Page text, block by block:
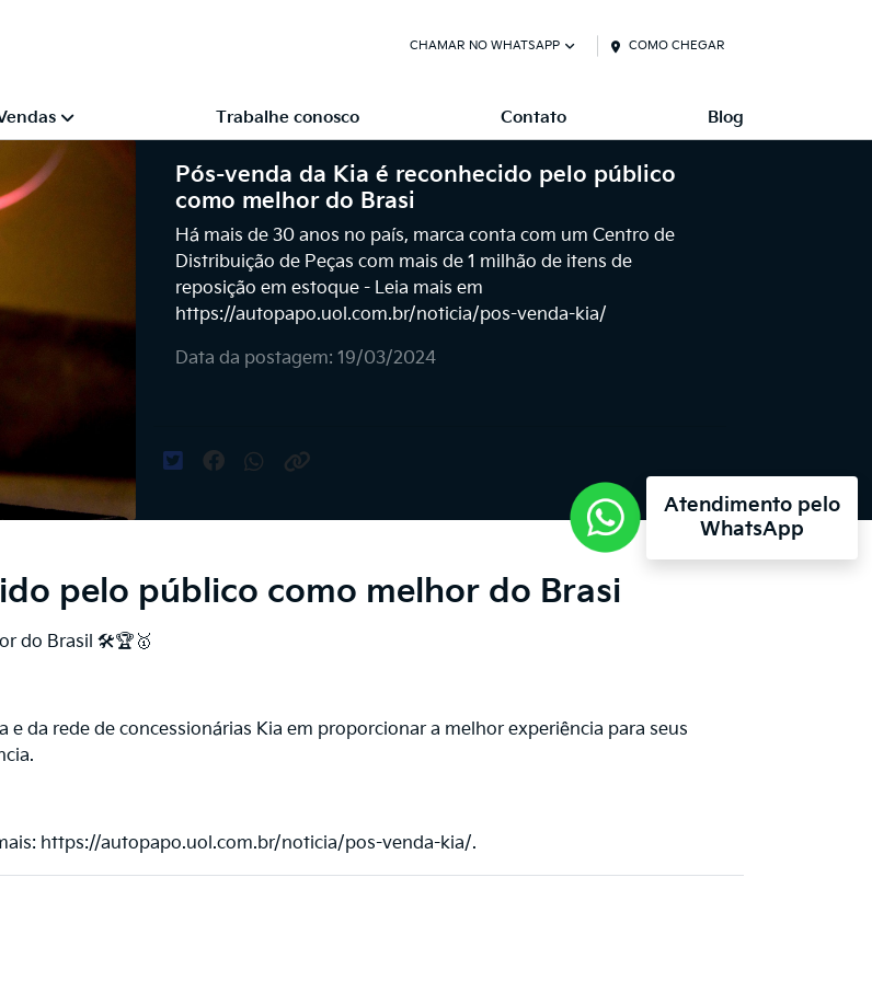
CHAMAR NO WHATSAPP COMO CHEGAR
Trabalhe conosco Contato Blog
Pós-venda da Kia é reconhecido pelo público
como melhor do Brasi
Há mais de 30 anos no país, marca conta com um Centro de
Distribuição de Peças com mais de 1 milhão de itens de
reposição em estoque - Leia mais em
https://autopapo.uol.com.br/noticia/pos-venda-kia/
Data da postagem: 19/03/2024
pelo público como melhor do Brasi
do Brasil 🛠🏆🥇
da rede de concessionárias Kia em proporcionar a melhor experiência para seus
https://autopapo.uol.com.br/noticia/pos-venda-kia/.
Atendimento pelo
WhatsApp